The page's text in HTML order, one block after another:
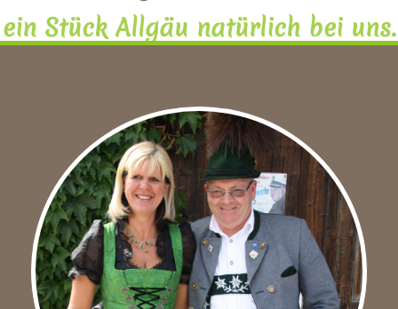
ein Stück Allgäu natürlich bei uns.